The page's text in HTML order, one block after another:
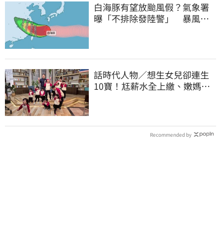
白海豚有望放颱風假？氣象署
曝「不排除發陸警」 暴風圈
話時代人物／想生女兒卻連生
10寶！尪薪水全上繳、嫩媽吐
Recommended by